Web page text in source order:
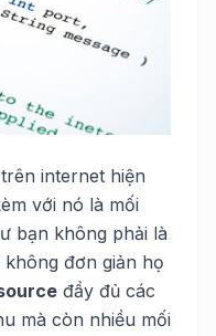
trên internet hiện
với nó là mối
bạn không phải là
đơn giản họ
đầy đủ các
mà còn nhiều mối